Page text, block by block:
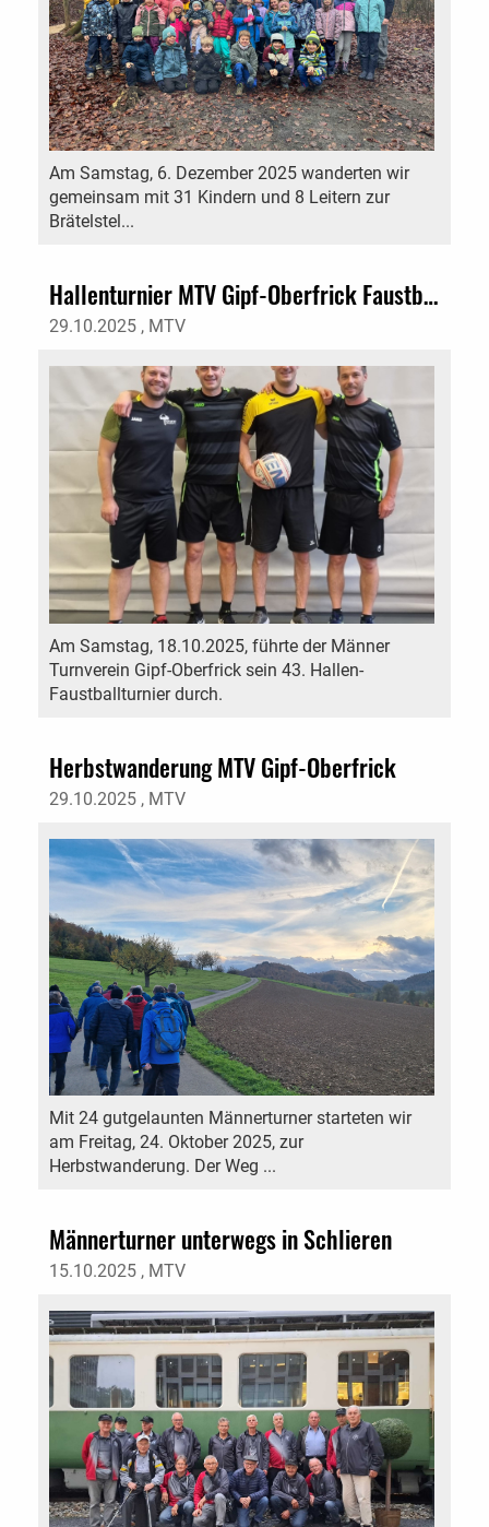
Am Samstag, 6. Dezember 2025 wanderten wir
gemeinsam mit 31 Kindern und 8 Leitern zur
Brätelstel...
Hallenturnier MTV Gipf-Oberfrick Faustball
29.10.2025 , MTV
Am Samstag, 18.10.2025, führte der Männer
Turnverein Gipf-Oberfrick sein 43. Hallen-
Faustballturnier durch.
Herbstwanderung MTV Gipf-Oberfrick
29.10.2025 , MTV
Mit 24 gutgelaunten Männerturner starteten wir
am Freitag, 24. Oktober 2025, zur
Herbstwanderung. Der Weg ...
Männerturner unterwegs in Schlieren
15.10.2025 , MTV